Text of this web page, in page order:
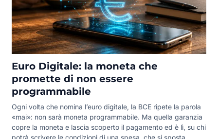
Euro Digitale: la moneta che
promette di non essere
programmabile
Ogni volta che nomina l’euro digitale, la BCE ripete la parola
«mai»: non sarà moneta programmabile. Ma quella garanzia
copre la moneta e lascia scoperto il pagamento ed è lì, su chi
potrà scrivere le condizioni di una spesa, che si sposta